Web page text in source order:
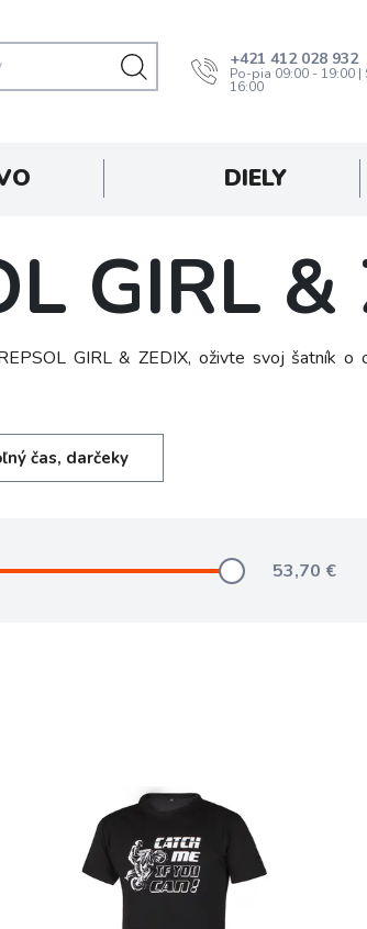
+421 412 028 932
Po-pia 09:00 - 19:00 |
16:00
DIELY
GIRL &
GIRL & ZEDIX, oživte svoj šatník o
čas, darčeky
53,70 €